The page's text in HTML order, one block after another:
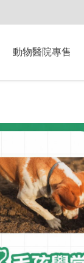
動物醫院專售